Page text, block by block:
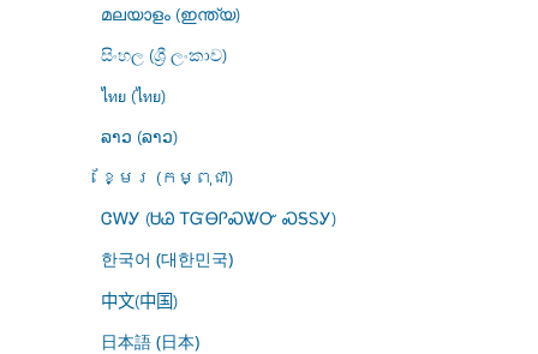
മലയാളം (ഇന്ത്യ)
සිංහල (ශ්‍රී ලංකාව)
ไทย (ไทย)
ລາວ (ລາວ)
ខ្មែរ (កម្ពុជា)
ᏣᎳᎩ (ᏌᏊ ᎢᏳᎾᎵᏍᏔᏅ ᏍᎦᏚᎩ)
한국어 (대한민국)
中文(中国)
日本語 (日本)